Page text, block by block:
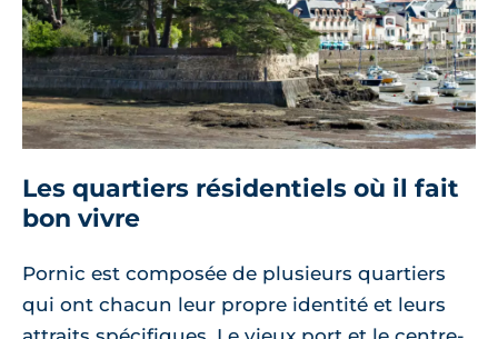
Les quartiers résidentiels où il fait
bon vivre
Pornic est composée de plusieurs quartiers
qui ont chacun leur propre identité et leurs